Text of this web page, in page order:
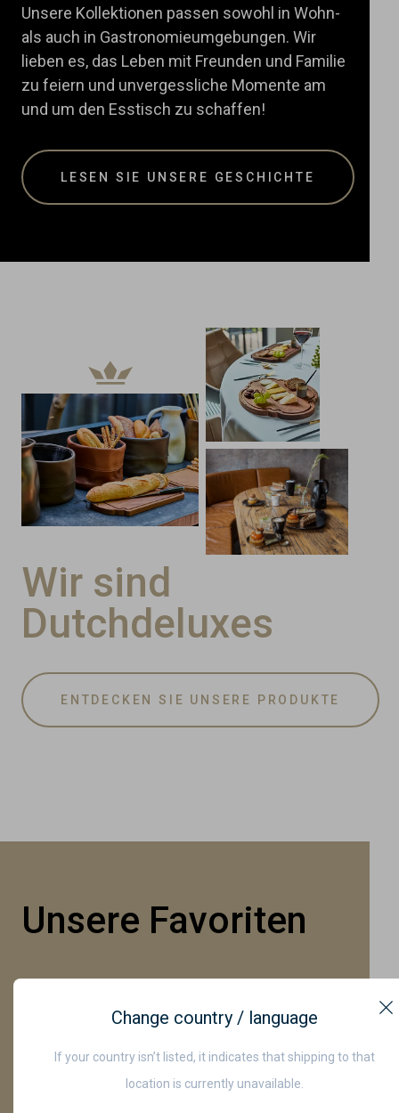
Unsere Kollektionen passen sowohl in Wohn-
als auch in Gastronomieumgebungen. Wir
lieben es, das Leben mit Freunden und Familie
zu feiern und unvergessliche Momente am
und um den Esstisch zu schaffen!
LESEN SIE UNSERE GESCHICHTE
Wir sind
Dutchdeluxes
ENTDECKEN SIE UNSERE PRODUKTE
Unsere Favoriten
Change country / language
If your country isn’t listed, it indicates that shipping to that
location is currently unavailable.